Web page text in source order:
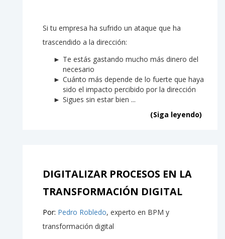
Si tu empresa ha sufrido un ataque que ha
trascendido a la dirección:
Te estás gastando mucho más dinero del
necesario
Cuánto más depende de lo fuerte que haya
sido el impacto percibido por la dirección
Sigues sin estar bien ...
(Siga leyendo)
DIGITALIZAR PROCESOS EN LA
TRANSFORMACIÓN DIGITAL
Por: Pedro Robledo, experto en BPM y
transformación digital